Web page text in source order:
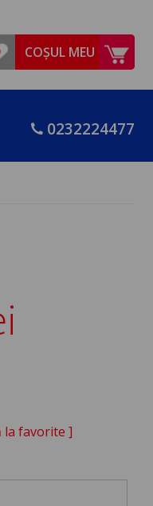
COȘUL MEU
0232224477
la favorite ]